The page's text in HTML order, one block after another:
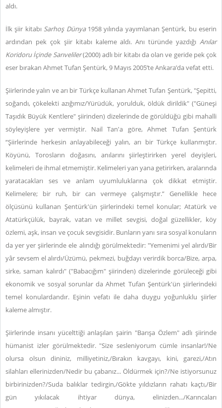
aldı.
İlk şiir kitabı Sarhoş Dünya 1958 yılında yayımlanan Şentürk, bu eserin
ardından pek çok şiir kitabı kaleme aldı. Anı türünde yazdığı Anılar
Koridoru İçinde Sarıveliler(2000) adlı bir kitabı da olan ve geride pek çok
eser bırakan Ahmet Tufan Şentürk, 9 Mayıs 2005’te Ankara’da vefat etti.
Şiirlerinde yalın ve arı bir Türkçe kullanan Ahmet Tufan Şentürk, "Şepitti,
soğandı, çökelekti azığımız/Yürüdük, yorulduk, öldük dirildik" ("Güneşi
Taşıdık Büyük Kentlere" şiirinden) dizelerinde de görüldüğü gibi mahalli
söyleyişlere yer vermiştir. Nail Tan'a göre, Ahmet Tufan Şentürk
“Şiirlerinde herkesin anlayabileceği yalın, arı bir Türkçe kullanmıştır.
Köyünü, Torosların doğasını, anılarını şiirleştirirken yerel deyişleri,
kelimeleri de ihmal etmemiştir. Kelimeleri yan yana getirirken, aralarında
yaratacakları ses ve anlam uyumluluklarına çok dikkat etmiştir.
Kelimelere; bir ruh, bir can vermeye çalışmıştır.” Genellikle hece
ölçüsünü kullanan Şentürk'ün şiirlerindeki temel konular; Atatürk ve
Atatürkçülük, bayrak, vatan ve millet sevgisi, doğal güzellikler, köy
özlemi, aşk, insan ve çocuk sevgisidir. Bunların yanı sıra sosyal konuların
da yer yer şiirlerinde ele alındığı görülmektedir: "Yemenimi yel alırdı/Bir
yâr sevsem el alırdı/Üzümü, pekmezi, buğdayı verirdik borca/Bize, arpa,
sirke, saman kalırdı" ("Babacığım" şiirinden) dizelerinde görüleceği gibi
ekonomik ve sosyal sorunlar da Ahmet Tufan Şentürk'ün şiirlerindeki
temel konulardandır. Eşinin vefatı ile daha duygu yoğunluklu şiirler
kaleme almıştır.
Şiirlerinde insanı yücelttiği anlaşılan şairin "Barışa Özlem" adlı şiirinde
hümanist izler görülmektedir. "Size sesleniyorum cümle insanlar!/Ne
olursa olsun dininiz, milliyetiniz,/Bırakın kavgayı, kini, garezi,/Atın
silahları ellerinizden/Nedir bu çabanız... Öldürmek için?/Ne istiyorsunuz
birbirinizden?/Suda balıklar tedirgin,/Gökte yıldızların rahatı kaçtı,/Bir
gün yıkılacak ihtiyar dünya, elinizden.../Karıncaları